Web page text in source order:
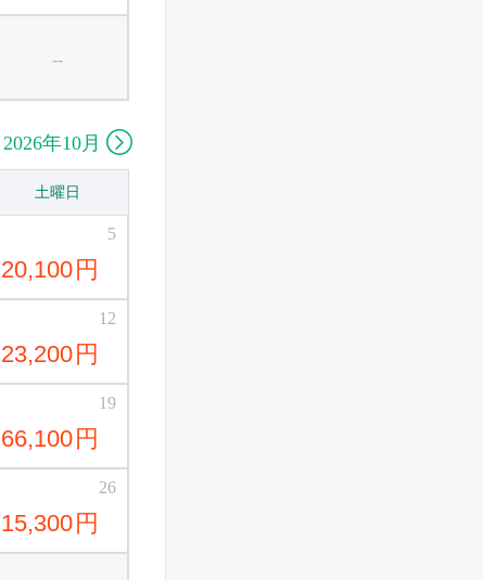
--
2026年10月 
土曜日
20,100 円
5
23,200 円
12
66,100 円
19
15,300 円
26